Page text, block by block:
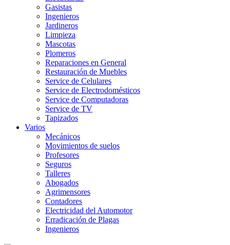
Gasistas
Ingenieros
Jardineros
Limpieza
Mascotas
Plomeros
Reparaciones en General
Restauración de Muebles
Service de Celulares
Service de Electrodomésticos
Service de Computadoras
Service de TV
Tapizados
Varios
Mecánicos
Movimientos de suelos
Profesores
Seguros
Talleres
Abogados
Agrimensores
Contadores
Electricidad del Automotor
Erradicación de Plagas
Ingenieros